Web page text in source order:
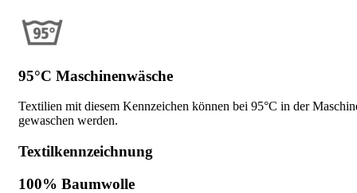
95°C Maschinenwäsche
Textilien mit diesem Kennzeichen können bei 95°C in der
gewaschen werden.
Textilkennzeichnung
100% Baumwolle